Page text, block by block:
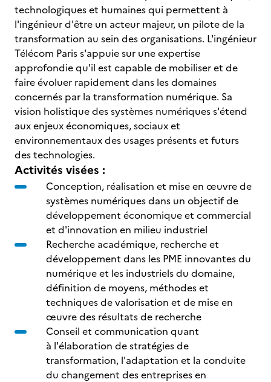
technologiques et humaines qui permettent à
l'ingénieur d'être un acteur majeur, un pilote de la
transformation au sein des organisations. L'ingénieur
Télécom Paris s'appuie sur une expertise
approfondie qu'il est capable de mobiliser et de
faire évoluer rapidement dans les domaines
concernés par la transformation numérique. Sa
vision holistique des systèmes numériques s'étend
aux enjeux économiques, sociaux et
environnementaux des usages présents et futurs
des technologies.
Activités visées :
Conception, réalisation et mise en œuvre de
systèmes numériques dans un objectif de
développement économique et commercial
et d'innovation en milieu industriel
Recherche académique, recherche et
développement dans les PME innovantes du
numérique et les industriels du domaine,
définition de moyens, méthodes et
techniques de valorisation et de mise en
œuvre des résultats de recherche
Conseil et communication quant
à l'élaboration de stratégies de
transformation, l'adaptation et la conduite
du changement des entreprises en